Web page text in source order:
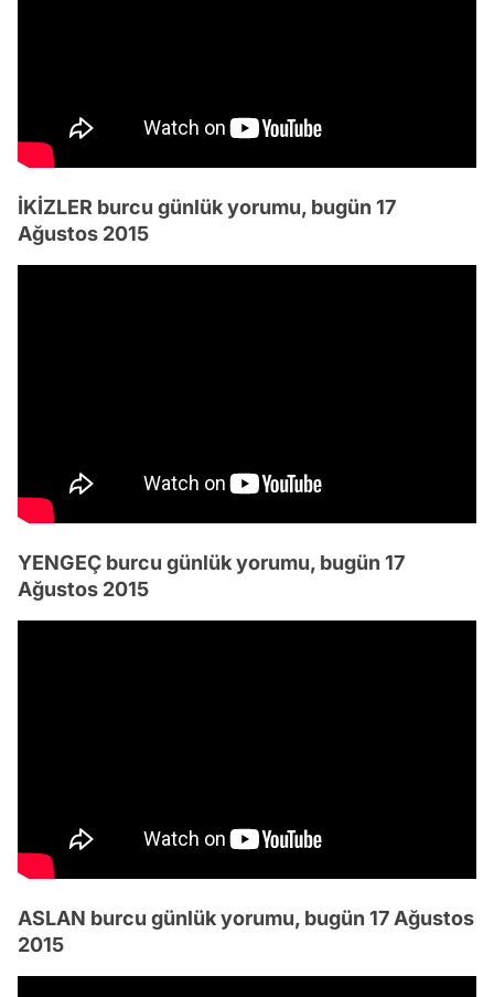
İKİZLER burcu günlük yorumu, bugün 17
Ağustos 2015
YENGEÇ burcu günlük yorumu, bugün 17
Ağustos 2015
ASLAN burcu günlük yorumu, bugün 17 Ağustos
2015